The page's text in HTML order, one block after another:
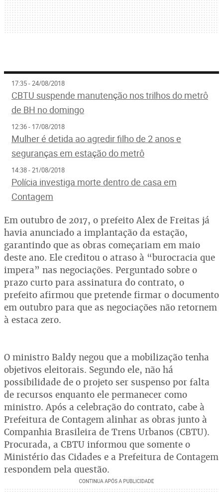
17:35 - 24/08/2018
CBTU suspende manutenção nos trilhos do metrô
de BH no domingo
12:36 - 17/08/2018
Mulher é detida ao agredir filho de 2 anos e
seguranças em estação do metrô
14:38 - 21/08/2018
Polícia investiga morte dentro de casa em
Contagem
Em outubro de 2017, o prefeito Alex de Freitas já
havia anunciado a implantação da estação,
garantindo que as obras começariam em maio
deste ano. Ele creditou o atraso à “burocracia que
impera” nas negociações. Perguntado sobre o
prazo curto para assinatura do contrato, o
prefeito afirmou que pretende firmar o documento
em outubro para que as negociações não retornem
à estaca zero.
O ministro Baldy negou que a mobilização tenha
objetivos eleitorais. Segundo ele, não há
possibilidade de o projeto ser suspenso por falta
de recursos enquanto ele permanecer como
ministro. Após a celebração do contrato, cabe à
Prefeitura de Contagem alinhar as obras junto à
Companhia Brasileira de Trens Urbanos (CBTU).
Procurada, a CBTU informou que somente o
Ministério das Cidades e a Prefeitura de Contagem
respondem pela questão.